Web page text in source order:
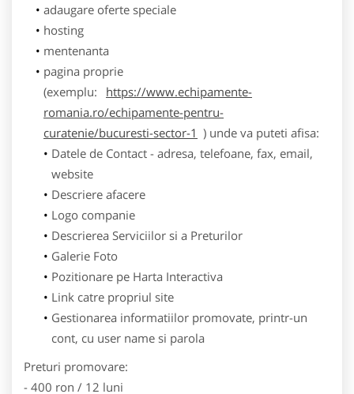
adaugare oferte speciale
hosting
mentenanta
pagina proprie
(exemplu:
https://www.echipamente-
romania.ro/echipamente-pentru-
curatenie/bucuresti-sector-1 ) unde va puteti afisa:
Datele de Contact - adresa, telefoane, fax, email,
website
Descriere afacere
Logo companie
Descrierea Serviciilor si a Preturilor
Galerie Foto
Pozitionare pe Harta Interactiva
Link catre propriul site
Gestionarea informatiilor promovate, printr-un
cont, cu user name si parola
Preturi promovare:
- 400 ron / 12 luni